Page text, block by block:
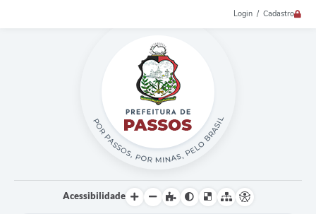
Login / Cadastro
Acessibilidade